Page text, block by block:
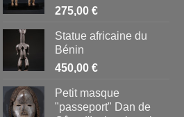
275,00 €
Statue africaine du
Bénin
450,00 €
Petit masque
"passeport" Dan de